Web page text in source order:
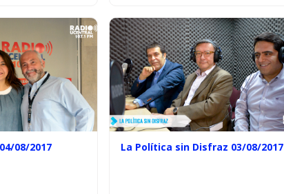
08/2017 La Política sin Disfraz 03/08/2017